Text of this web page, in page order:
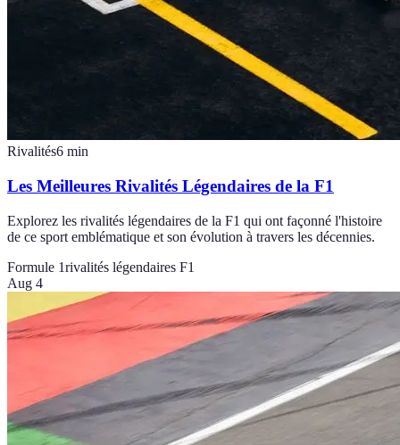
Rivalités6 min
Les Meilleures Rivalités Légendaires de la F1
Explorez les rivalités légendaires de la F1 qui ont façonné l'histoire
de ce sport emblématique et son évolution à travers les décennies.
Formule 1rivalités légendaires F1
Aug 4